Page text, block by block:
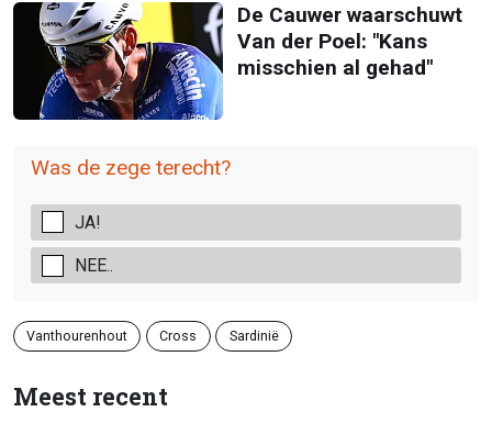
De Cauwer waarschuwt
Van der Poel: "Kans
misschien al gehad"
Was de zege terecht?
JA!
NEE..
Vanthourenhout Cross Sardinië
Meest recent